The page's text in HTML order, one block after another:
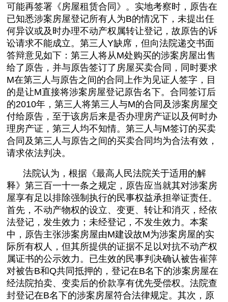
可能再签署《房屋租赁合同》。实地考察时，原告在
已知悉涉案房屋登记所有人为B的情况下，未提出任
何异议或及时办理不动产权属转让登记，故原告的诉
讼请求不能成立。第三人Y缺席，但向法院递交书面
答辩意见如下：第三人将从M处购买的涉案房屋出售
给了原告，并与原告签订了房屋买卖合同，同时要求
M在第三人与原告之间的合同上作为见证人签字，目
的是让M直接将涉案房屋登记原告名下。合同签订后
的2010年，第三人将第三人与M的合同及涉案房屋交
付给原告，至于该房后来是否办理房产证以及何时办
理房产证，第三人均不知情。第三人与M签订的买卖
合同及第三人与原告之间的买卖合同均为合法有效，
请求依法判决。
法院认为，根据《最高人民法院关于适用的解
释》第三百一十一条之规定，原告应当就其对涉案房
屋享有足以排除强制执行的民事权益承担举证责任。
首先，不动产物权的设立、变更、转让和消灭，经依
法登记，发生效力；未经登记，不发生效力。本案
中，原告主张涉案房屋由M建设故M为涉案房屋的实
际所有权人，但其所提供的证据不足以对抗不动产权
属证书的公示效力。已生效的民事判决确认被告崔萍
对被告B和Q共同抵押的，登记在B名下的涉案房屋在
经法院拍卖、变卖后的价款享有优先受偿权。法院查
封登记在B名下的涉案房屋符合法律规定。其次，原